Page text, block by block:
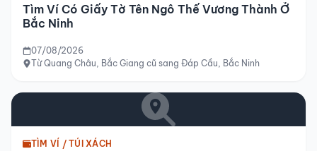
Tìm Ví Có Giấy Tờ Tên Ngô Thế Vương Thành Ở
Bắc Ninh
07/08/2026
Từ Quang Châu, Bắc Giang cũ sang Đáp Cầu, Bắc Ninh
TÌM VÍ / TÚI XÁCH